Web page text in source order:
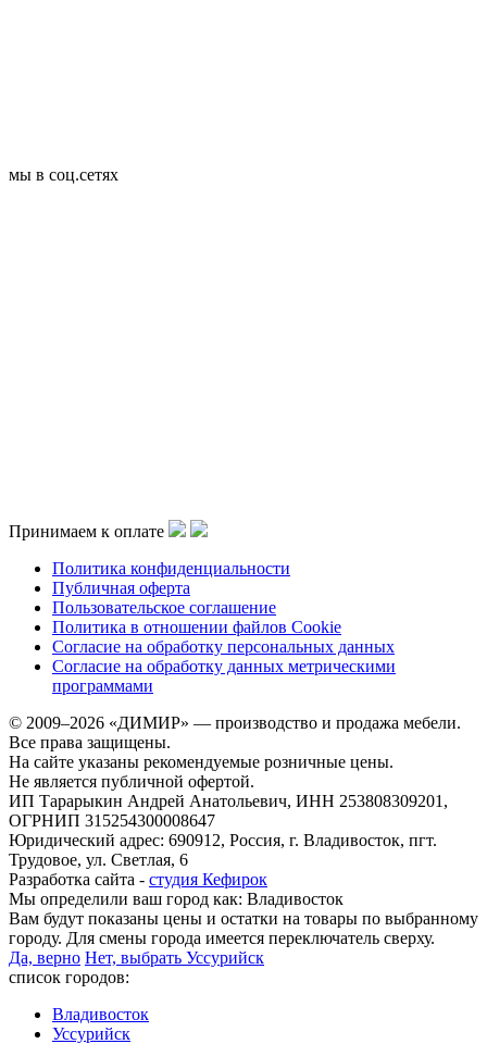
мы в соц.сетях
Принимаем к оплате
Политика конфиденциальности
Публичная оферта
Пользовательское соглашение
Политика в отношении файлов Cookie
Согласие на обработку персональных данных
Согласие на обработку данных метрическими
программами
© 2009–2026 «ДИМИР» — производство и продажа мебели.
Все права защищены.
На сайте указаны рекомендуемые розничные цены.
Не является публичной офертой.
ИП Тарарыкин Андрей Анатольевич, ИНН 253808309201,
ОГРНИП 315254300008647
Юридический адрес: 690912, Россия, г. Владивосток, пгт.
Трудовое, ул. Светлая, 6
Разработка сайта - студия Кефирок
Мы определили ваш город как: Владивосток
Вам будут показаны цены и остатки на товары по выбранному
городу. Для смены города имеется переключатель сверху.
Да, верно Нет, выбрать Уссурийск
список городов:
Владивосток
Уссурийск